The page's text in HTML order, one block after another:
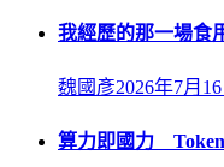
我經歷的那一場食
魏國彥2026年7月16
算力即國力